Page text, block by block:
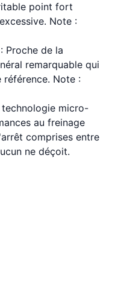
point fort
Note :
: Proche de la
remarquable qui
Note :
micro-
au freinage
comprises entre
ne déçoit.